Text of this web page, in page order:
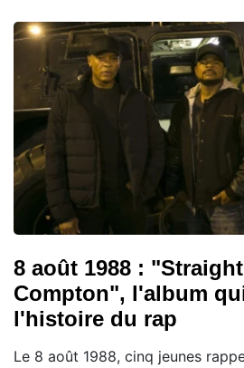
8 août 1988 :
Compton", l'album
l'histoire du rap
Le 8 août 1988, cinq jeunes